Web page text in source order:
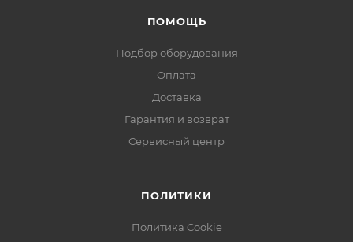
ПОМОЩЬ
Подбор оборудования
Оплата
Доставка
Гарантия и возврат
Сервисный центр
ПОЛИТИКИ
Политика Cookie